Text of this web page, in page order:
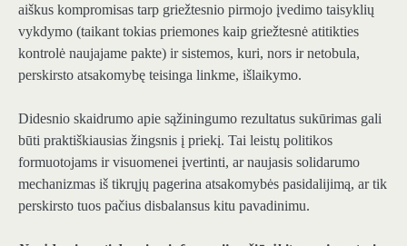
aiškus kompromisas tarp griežtesnio pirmojo įvedimo taisyklių
vykdymo (taikant tokias priemones kaip griežtesnė atitikties
kontrolė naujajame pakte) ir sistemos, kuri, nors ir netobula,
perskirsto atsakomybę teisinga linkme, išlaikymo.
Didesnio skaidrumo apie sąžiningumo rezultatus sukūrimas gali
būti praktiškiausias žingsnis į priekį. Tai leistų politikos
formuotojams ir visuomenei įvertinti, ar naujasis solidarumo
mechanizmas iš tikrųjų pagerina atsakomybės pasidalijimą, ar tik
perskirsto tuos pačius disbalansus kitu pavadinimu.